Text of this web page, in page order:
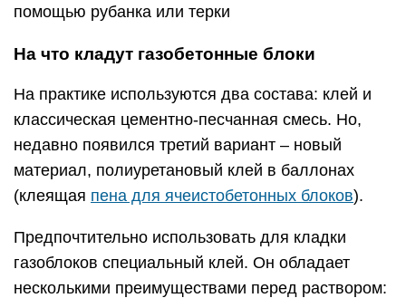
помощью рубанка или терки
На что кладут газобетонные блоки
На практике используются два состава: клей и
классическая цементно-песчанная смесь. Но,
недавно появился третий вариант – новый
материал, полиуретановый клей в баллонах
(клеящая пена для ячеистобетонных блоков).
Предпочтительно использовать для кладки
газоблоков специальный клей. Он обладает
несколькими преимуществами перед раствором: